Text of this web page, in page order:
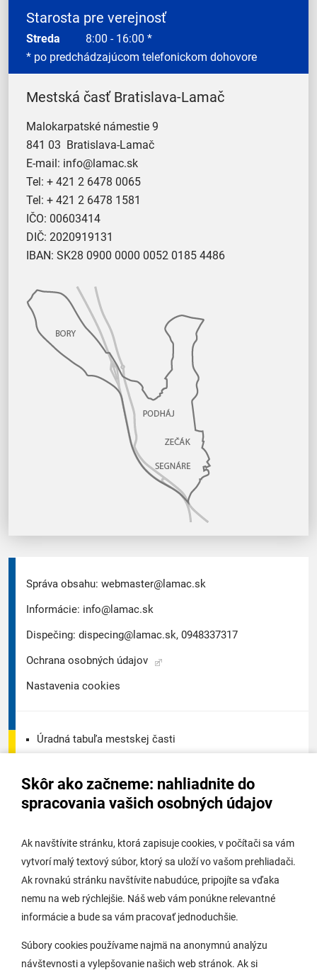
Skôr ako začneme: nahliadnite do
spracovania vašich osobných údajov
Ak navštívite stránku, ktorá zapisuje cookies, v počítači sa vám
vytvorí malý textový súbor, ktorý sa uloží vo vašom prehliadači.
Ak rovnakú stránku navštívite nabudúce, pripojíte sa vďaka
nemu na web rýchlejšie. Náš web vám ponúkne relevantné
informácie a bude sa vám pracovať jednoduchšie.
Súbory cookies používame najmä na anonymnú analýzu
návštevnosti a vylepšovanie našich web stránok. Ak si
Starosta pre verejnosť
Streda 8:00 - 16:00 *
* po predchádzajúcom telefonickom dohovore
Mestská časť Bratislava-Lamač
Malokarpatské námestie 9
841 03 Bratislava-Lamač
E-mail: info@lamac.sk
Tel: + 421 2 6478 0065
Tel: + 421 2 6478 1581
IČO: 00603414
DIČ: 2020919131
IBAN: SK28 0900 0000 0052 0185 4486
Správa obsahu: webmaster@lamac.sk
Informácie: info@lamac.sk
Dispečing: dispecing@lamac.sk, 0948337317
Ochrana osobných údajov
Nastavenia cookies
Úradná tabuľa mestskej časti
Úradná tabuľa stavebného úradu
Potrebujem vybaviť
Samospráva
O Lamači